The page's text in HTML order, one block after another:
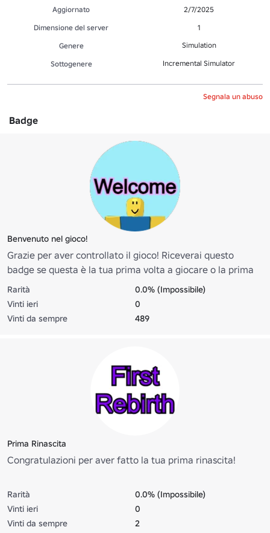
Aggiornato
2/7/2025
Dimensione del server
1
Genere
Simulation
Sottogenere Incremental Simulator
Segnala un abuso
Badge
Benvenuto nel gioco!
Grazie per aver controllato il gioco! Riceverai questo
badge se questa è la tua prima volta a giocare o la prima
volta a giocare da quando questo badge è stato aggiunto il
09/03/2024
Rarità
0.0% (Impossibile)
Vinti ieri
0
Vinti da sempre
489
Prima Rinascita
Congratulazioni per aver fatto la tua prima rinascita!
Rarità
0.0% (Impossibile)
Vinti ieri
0
Vinti da sempre
2